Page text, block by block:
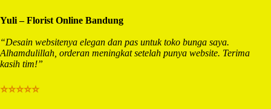
Yuli – Florist Online Bandung
“Desain websitenya elegan dan pas untuk toko bunga saya.
Alhamdulillah, orderan meningkat setelah punya website. Terima
kasih tim!”
⭐⭐⭐⭐⭐